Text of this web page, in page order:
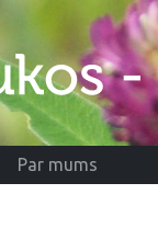
Par mums